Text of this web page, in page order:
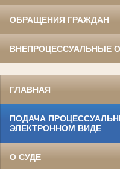
ОБРАЩЕНИЯ ГРАЖДАН
ВНЕПРОЦЕССУАЛЬНЫЕ
ГЛАВНАЯ
ПОДАЧА
ЭЛЕКТРОННОМ ВИДЕ
О СУДЕ